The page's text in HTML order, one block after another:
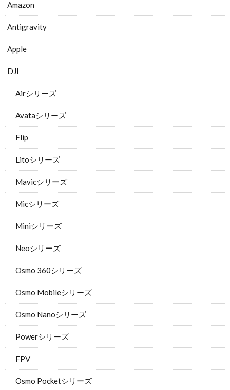
Amazon
Antigravity
Apple
DJI
Airシリーズ
Avataシリーズ
Flip
Litoシリーズ
Mavicシリーズ
Micシリーズ
Miniシリーズ
Neoシリーズ
Osmo 360シリーズ
Osmo Mobileシリーズ
Osmo Nanoシリーズ
Powerシリーズ
FPV
Osmo Pocketシリーズ